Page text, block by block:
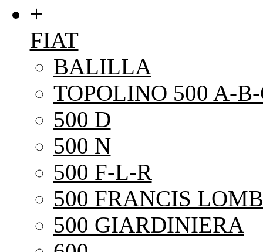
+
FIAT
BALILLA
TOPOLINO 500 A-
500 D
500 N
500 F-L-R
500 FRANCIS
500 GIARDINIERA